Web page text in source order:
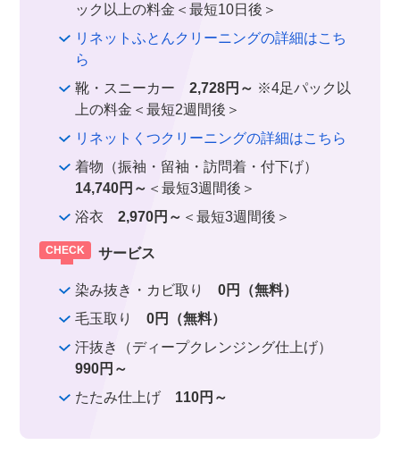
ック以上の料金＜最短10日後＞
リネットふとんクリーニングの詳細はこち
ら
靴・スニーカー2,728円～ ※4足パック以
上の料金＜最短2週間後＞
リネットくつクリーニングの詳細はこちら
着物（振袖・留袖・訪問着・付下げ）
14,740円～ ＜最短3週間後＞
浴衣2,970円～ ＜最短3週間後＞
サービス
染み抜き・カビ取り0円（無料）
毛玉取り0円（無料）
汗抜き（ディープクレンジング仕上げ）
990円～
たたみ仕上げ 110円～